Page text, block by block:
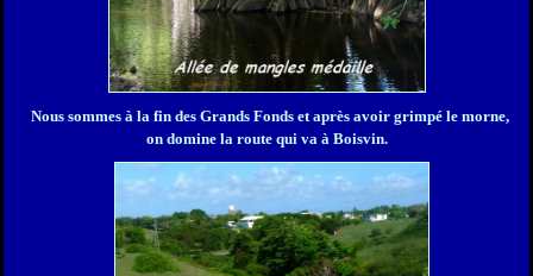
Nous sommes à la fin des Grands Fonds et après avoir grimpé le morne,
on domine la route qui va à Boisvin.